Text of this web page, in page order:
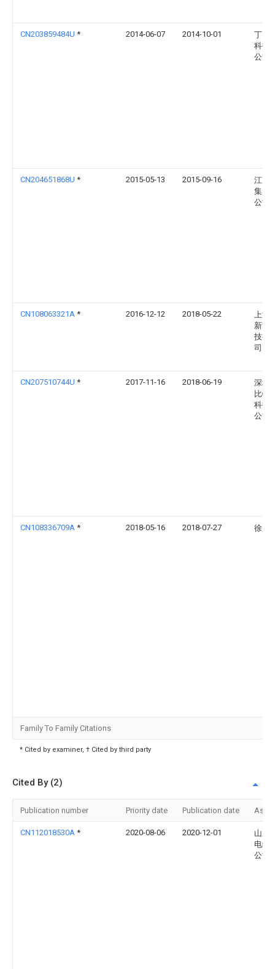
CN203859484U * 2014-06-07 2014-10-01
丁大
科技
公司
CN204651868U * 2015-05-13 2015-09-16
江苏
集团
公司
CN108063321A * 2016-12-12 2018-05-22
上海
新能
技有
司
CN207510744U * 2017-11-16 2018-06-19
深圳
比特
科技
公司
CN108336709A * 2018-05-16 2018-07-27 徐赵
Family To Family Citations
* Cited by examiner, † Cited by third party
Cited By (2)
Publication number Priority date Publication date
CN112018530A * 2020-08-06 2020-12-01
山东
电缆
公司